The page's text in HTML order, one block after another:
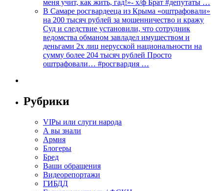
меня учит, как жить, гад!»- х/ф Брат #депутаты …
В Самаре росгвардееца из Крыма «оштрафовали»
на 200 тысяч рублей за мошенничество и кражу
Суд и следствие установили, что сотрудник
ведомства обманом завладел имуществом и
деньгами 2х лиц нерусской национальности на
сумму более 204 тысяч рублей Просто
оштрафовали… #росгвардия …
Рубрики
VIPы или слуги народа
А вы знали
Армия
Блогеры
Бред
Ваши обращения
Видеорепортажи
ГИБДД